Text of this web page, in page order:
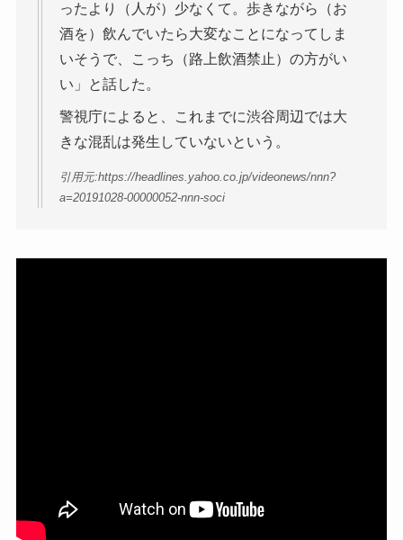
ったより（人が）少なくて。歩きながら（お
酒を）飲んでいたら大変なことになってしま
いそうで、こっち（路上飲酒禁止）の方がい
い」と話した。
警視庁によると、これまでに渋谷周辺では大
きな混乱は発生していないという。
引用元:https://headlines.yahoo.co.jp/videonews/nnn?
a=20191028-00000052-nnn-soci